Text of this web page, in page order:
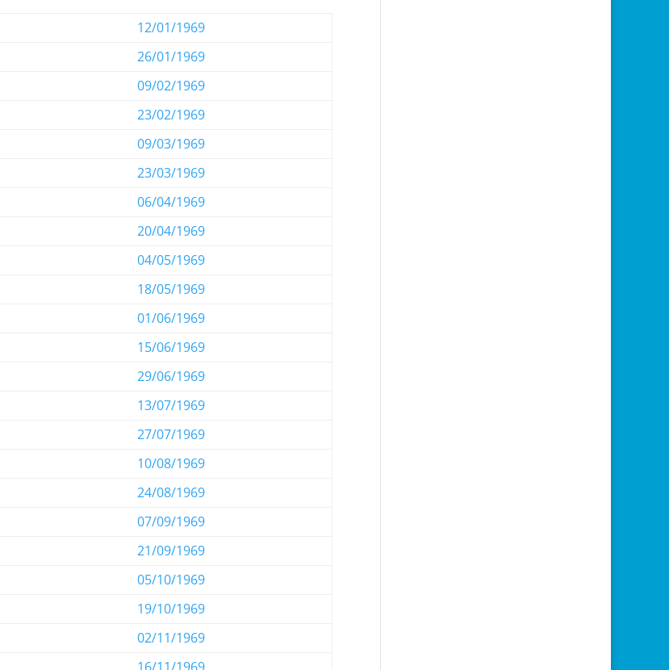
12/01/1969
26/01/1969
09/02/1969
23/02/1969
09/03/1969
23/03/1969
06/04/1969
20/04/1969
04/05/1969
18/05/1969
01/06/1969
15/06/1969
29/06/1969
13/07/1969
27/07/1969
10/08/1969
24/08/1969
07/09/1969
21/09/1969
05/10/1969
19/10/1969
02/11/1969